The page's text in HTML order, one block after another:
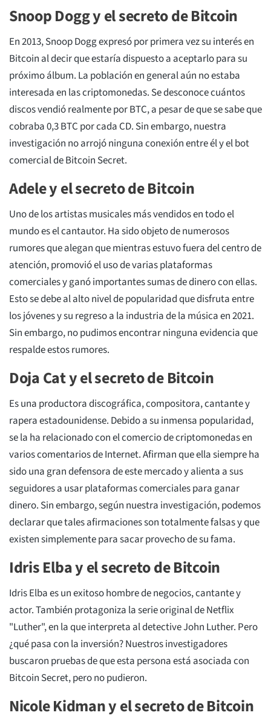
Snoop Dogg y el secreto de Bitcoin
En 2013, Snoop Dogg expresó por primera vez su interés en
Bitcoin al decir que estaría dispuesto a aceptarlo para su
próximo álbum. La población en general aún no estaba
interesada en las criptomonedas. Se desconoce cuántos
discos vendió realmente por BTC, a pesar de que se sabe que
cobraba 0,3 BTC por cada CD. Sin embargo, nuestra
investigación no arrojó ninguna conexión entre él y el bot
comercial de Bitcoin Secret.
Adele y el secreto de Bitcoin
Uno de los artistas musicales más vendidos en todo el
mundo es el cantautor. Ha sido objeto de numerosos
rumores que alegan que mientras estuvo fuera del centro de
atención, promovió el uso de varias plataformas
comerciales y ganó importantes sumas de dinero con ellas.
Esto se debe al alto nivel de popularidad que disfruta entre
los jóvenes y su regreso a la industria de la música en 2021.
Sin embargo, no pudimos encontrar ninguna evidencia que
respalde estos rumores.
Doja Cat y el secreto de Bitcoin
Es una productora discográfica, compositora, cantante y
rapera estadounidense. Debido a su inmensa popularidad,
se la ha relacionado con el comercio de criptomonedas en
varios comentarios de Internet. Afirman que ella siempre ha
sido una gran defensora de este mercado y alienta a sus
seguidores a usar plataformas comerciales para ganar
dinero. Sin embargo, según nuestra investigación, podemos
declarar que tales afirmaciones son totalmente falsas y que
existen simplemente para sacar provecho de su fama.
Idris Elba y el secreto de Bitcoin
Idris Elba es un exitoso hombre de negocios, cantante y
actor. También protagoniza la serie original de Netflix
"Luther", en la que interpreta al detective John Luther. Pero
¿qué pasa con la inversión? Nuestros investigadores
buscaron pruebas de que esta persona está asociada con
Bitcoin Secret, pero no pudieron.
Nicole Kidman y el secreto de Bitcoin